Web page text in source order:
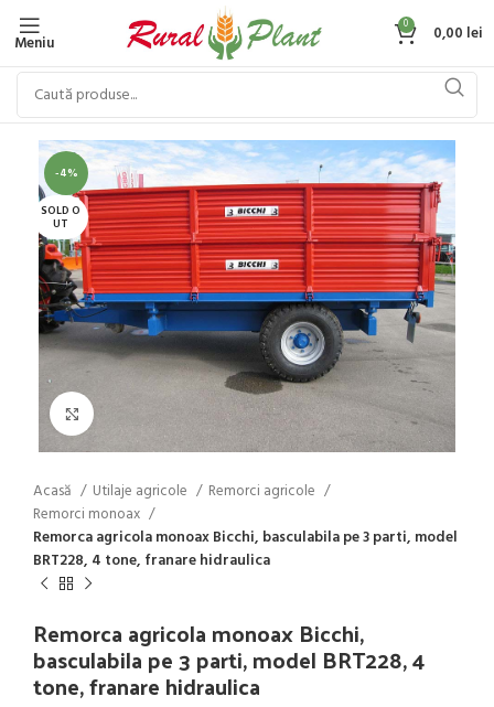
Meniu
0 0,00 lei
-4%
SOLD O
UT
Acasă Utilaje agricole
Remorci agricole
Remorci monoax
Remorca agricola monoax Bicchi, basculabila pe 3 parti, model
BRT228, 4 tone, franare hidraulica
Remorca agricola monoax Bicchi,
basculabila pe 3 parti, model BRT228, 4
tone, franare hidraulica